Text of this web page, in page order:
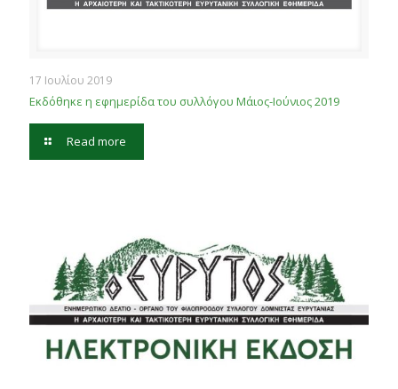
17 Ιουλίου 2019
Εκδόθηκε η εφημερίδα του συλλόγου Μάιος-Ιούνιος 2019
Read more